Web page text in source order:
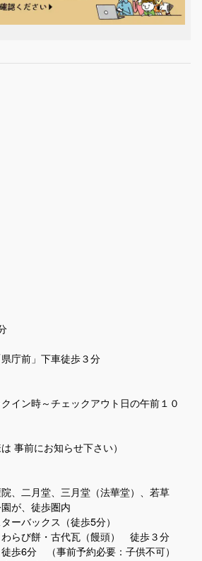
庁前」下車徒歩３分
イン時～チェックアウト日の午前１０
事前にお知らせ下さい）
、二月堂、三月堂（法華堂）、若草
が、徒歩圏内
ーバックス（徒歩5分）
らび餅・古代瓦（饅頭） 徒歩３分
歩6分 （事前予約必要：子供不可）